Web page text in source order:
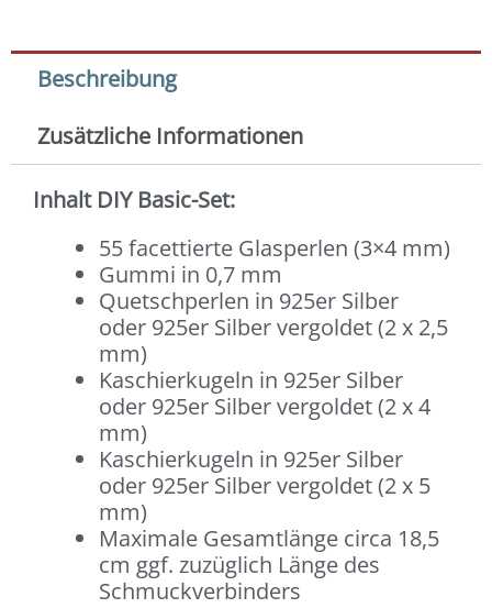
Beschreibung
Zusätzliche Informationen
Inhalt DIY Basic-Set:
55 facettierte Glasperlen (3×4 mm)
Gummi in 0,7 mm
Quetschperlen in 925er Silber
oder 925er Silber vergoldet (2 x 2,5
mm)
Kaschierkugeln in 925er Silber
oder 925er Silber vergoldet (2 x 4
mm)
Kaschierkugeln in 925er Silber
oder 925er Silber vergoldet (2 x 5
mm)
Maximale Gesamtlänge circa 18,5
cm ggf. zuzüglich Länge des
Schmuckverbinders